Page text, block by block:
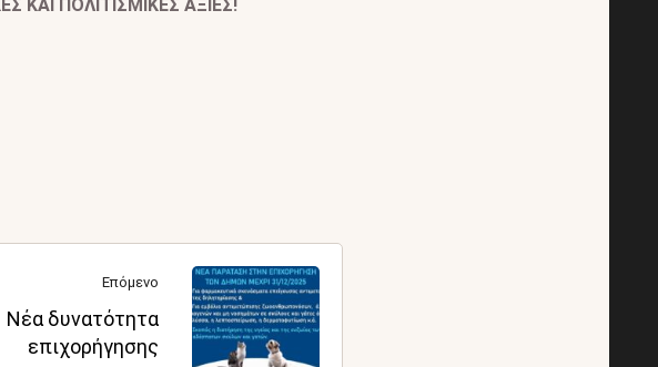
ΚΑΙ ΠΟΛΙΤΙΣΜΙΚΕΣ ΑΞΙΕΣ!
Επόμενο
Νέα δυνατότητα
επιχορήγησης